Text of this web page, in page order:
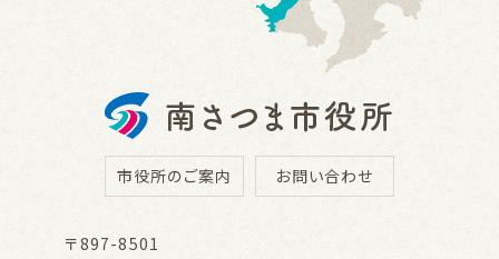
市役所のご案内 お問い合わせ
〒897-8501